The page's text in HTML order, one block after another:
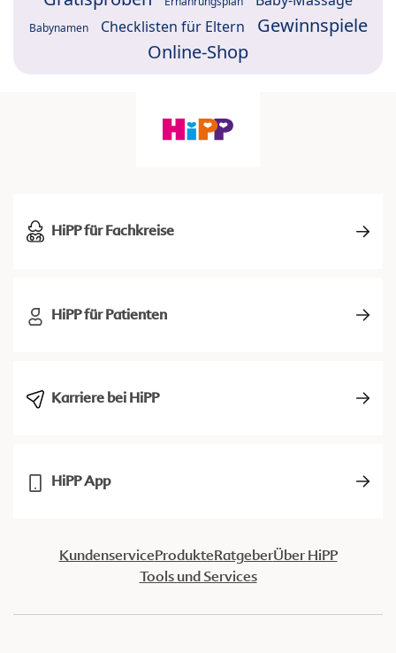
Babynamen Checklisten für Eltern
Gewinnspiele
Online-Shop
HiPP für Fachkreise
HiPP für Patienten
Karriere bei HiPP
HiPP App
KundenserviceProdukteRatgeberÜber HiPP
Tools und Services